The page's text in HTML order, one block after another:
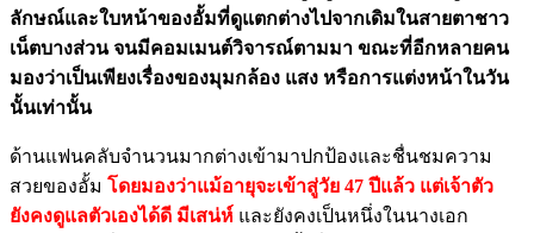
ลักษณ์และใบหน้าของอั้มที่ดูแตกต่างไปจากเดิมในสายตาชาว
เน็ตบางส่วน จนมีคอมเมนต์วิจารณ์ตามมา ขณะที่อีกหลายคน
มองว่าเป็นเพียงเรื่องของมุมกล้อง แสง หรือการแต่งหน้าในวัน
นั้นเท่านั้น
ด้านแฟนคลับจำนวนมากต่างเข้ามาปกป้องและชื่นชมความ
สวยของอั้ม โดยมองว่าแม้อายุจะเข้าสู่วัย 47 ปีแล้ว แต่เจ้าตัว
ยังคงดูแลตัวเองได้ดี มีเสน่ห์ และยังคงเป็นหนึ่งในนางเอก